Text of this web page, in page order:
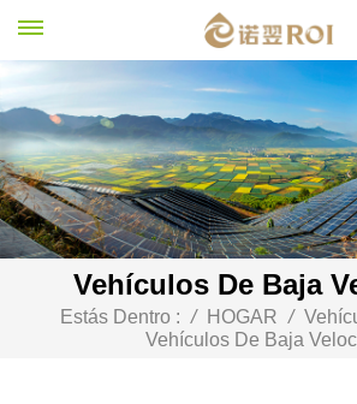
Vehículos De Baja
Estás Dentro : / HOGAR /
Vehículos De Baja